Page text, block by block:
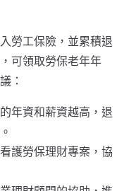
勞工保險，並累積退
可領取勞保老年年
：
年資和薪資越高，退
護勞保理財專案，協